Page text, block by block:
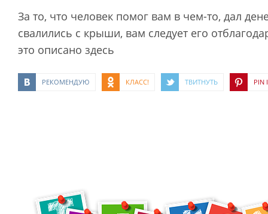
За то, что человек помог вам в чем-то, дал
свалились с крыши, вам следует его
это описано здесь
РЕКОМЕНДУЮ КЛАСС! ТВИТНУТЬ PIN